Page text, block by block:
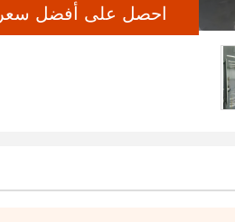
احصل على أفضل سعر